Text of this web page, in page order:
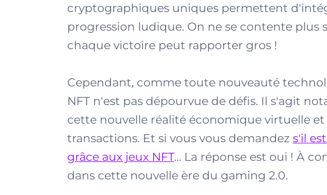
cryptographiques uniques permettent
progression ludique. On ne se contente plus
chaque victoire peut rapporter gros !
Cependant, comme toute nouveauté
NFT n'est pas dépourvue de défis. Il s'agit
cette nouvelle réalité économique virtuelle
transactions. Et si vous vous demandez s'il
grâce aux jeux NFT... La réponse est oui ! À
dans cette nouvelle ère du gaming 2.0.